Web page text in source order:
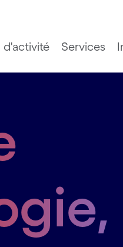
d'activité Services